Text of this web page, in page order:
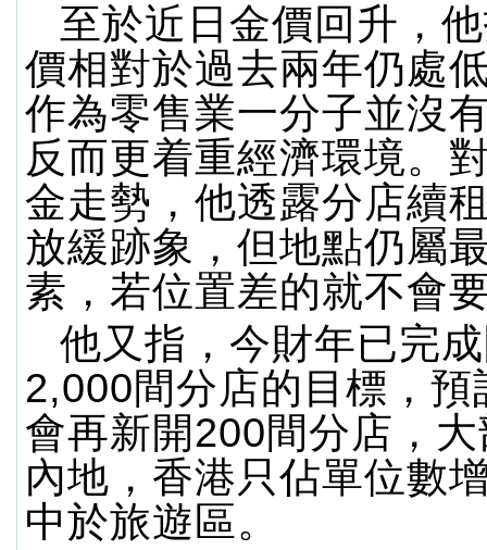
至於近日金價回升，
價相對於過去兩年仍處
作為零售業一分子並沒
反而更着重經濟環境。
金走勢，他透露分店續
放緩跡象，但地點仍屬
素，若位置差的就不會
他又指，今財年已完
2,000間分店的目標，預
會再新開200間分店，
內地，香港只佔單位數
中於旅遊區。